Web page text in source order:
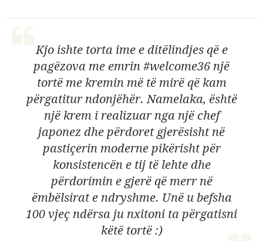
Kjo ishte torta ime e ditëlindjes që e
pagëzova me emrin #welcome36 një
tortë me kremin më të mirë që kam
përgatitur ndonjëhër. Namelaka, është
një krem i realizuar nga një chef
japonez dhe përdoret gjerësisht në
pastiçerin moderne pikërisht për
konsistencën e tij të lehte dhe
përdorimin e gjerë që merr në
ëmbëlsirat e ndryshme. Unë u befsha
100 vjeç ndërsa ju nxitoni ta përgatisni
këtë tortë :)